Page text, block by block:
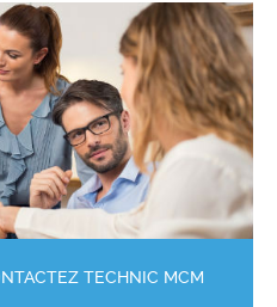
TECHNIC MCM